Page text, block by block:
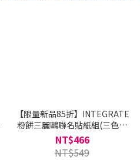
【限量新品85折】INTEGRATE
粉餅三麗鷗聯名貼紙組(三色任
選)
NT$466
NT$549